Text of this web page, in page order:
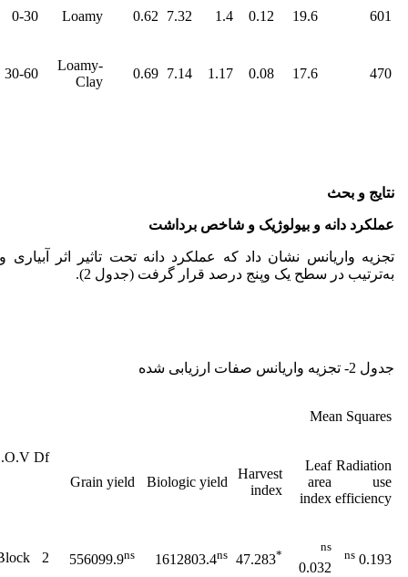
601
19.6
0.12
1.4
7.32
0.62
Loamy
0-30
470
17.6
0.08
1.17
7.14
0.69
Loamy-
Clay
30-60
نتایج و بحث
عملکرد دانه و بیولوژیک و شاخص برداشت
تجزیه واریانس نشان داد که عملکرد دانه تحت تاثیر اثر آبیاری
به‌ترتیب در سطح یک وپنج درصد قرار گرفت (جدول 2).
جدول 2- تجزیه واریانس صفات ارزیابی شده
Mean Squares
Df
Radiation
use
efficiency
Leaf
area
index
Harvest
index
Biologic yield
Grain yield
ns 0.193
ns
0.032
*
47.283
1612803.4ns
556099.9ns
2